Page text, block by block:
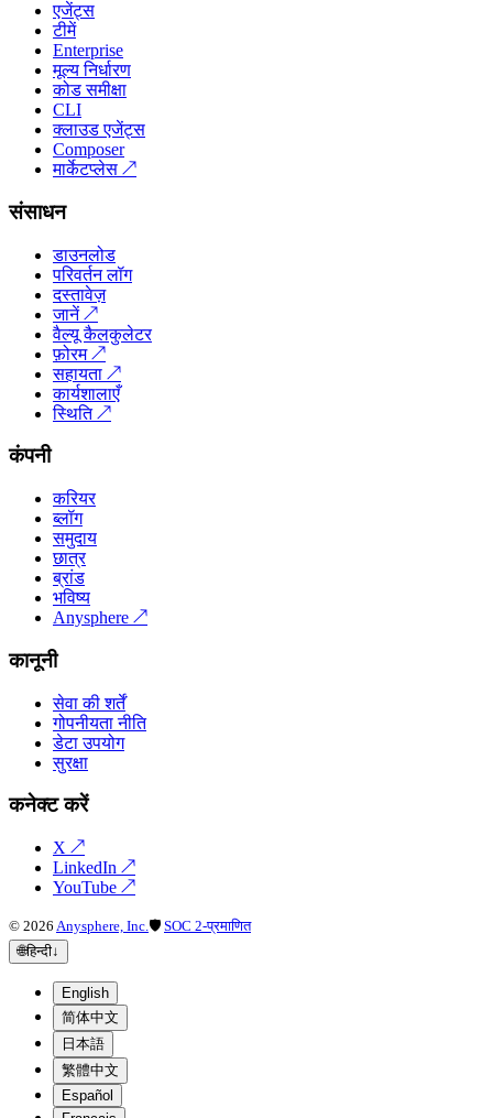
एजेंट्स
टीमें
Enterprise
मूल्य निर्धारण
कोड समीक्षा
CLI
क्लाउड एजेंट्स
Composer
मार्केटप्लेस ↗
संसाधन
डाउनलोड
परिवर्तन लॉग
दस्तावेज़
जानें↗
वैल्यू कैलकुलेटर
फ़ोरम↗
सहायता ↗
कार्यशालाएँ
स्थिति↗
कंपनी
करियर
ब्लॉग
समुदाय
छात्र
ब्रांड
भविष्य
Anysphere ↗
कानूनी
सेवा की शर्तें
गोपनीयता नीति
डेटा उपयोग
सुरक्षा
कनेक्ट करें
X ↗
LinkedIn ↗
YouTube ↗
© 2026 Anysphere, Inc. 🛡 SOC 2-प्रमाणित
🌐हिन्दी↓
English
简体中文
日本語
繁體中文
Español